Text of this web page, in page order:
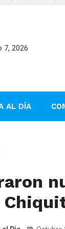
7, 2026
AL DÍA